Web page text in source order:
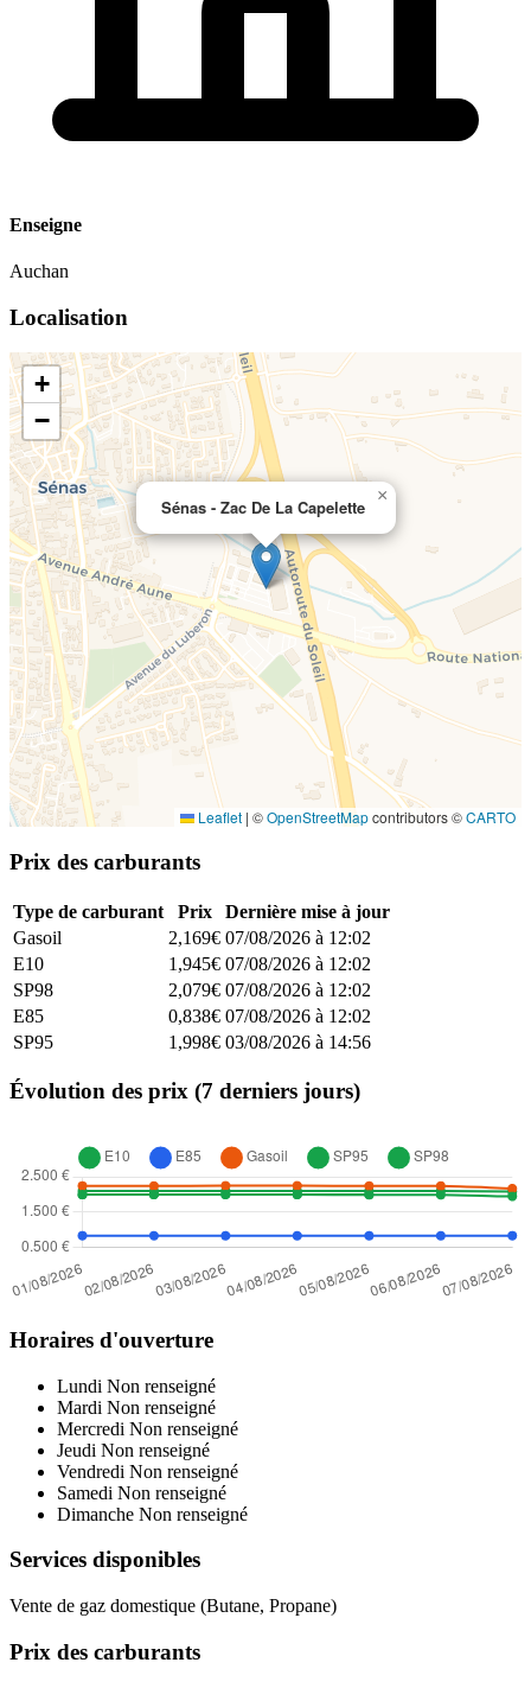
Enseigne
Auchan
Localisation
Sénas - Zac De La Capelette
×
+
−
Leaflet | ©OpenStreetMapcontributors ©CARTO
Prix des carburants
Type de carburant Prix
Dernière mise à jour
Gasoil
2,169€ 07/08/2026 à 12:02
E10
1,945€ 07/08/2026 à 12:02
SP98
2,079€ 07/08/2026 à 12:02
E85
0,838€ 07/08/2026 à 12:02
SP95
1,998€ 03/08/2026 à 14:56
Évolution des prix (7 derniers jours)
Horaires d'ouverture
Lundi Non renseigné
Mardi Non renseigné
Mercredi Non renseigné
Jeudi Non renseigné
Vendredi Non renseigné
Samedi Non renseigné
Dimanche Non renseigné
Services disponibles
Vente de gaz domestique (Butane, Propane)
Prix des carburants